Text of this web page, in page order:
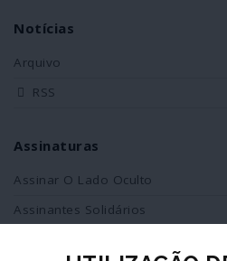
Notícias
Arquivo
RSS
Assinaturas
Assinar O Lado Oculto
Assinantes Solidários